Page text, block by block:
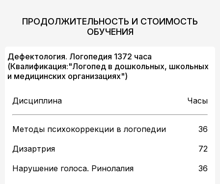
ПРОДОЛЖИТЕЛЬНОСТЬ И СТОИМОСТЬ
ОБУЧЕНИЯ
Дефектология. Логопедия 1372 часа
(Квалификация:"Логопед в дошкольных, школьных
и медицинских организациях")
Дисциплина Часы
Методы психокоррекции в логопедии
36
Дизартрия
72
Нарушение голоса. Ринолалия
36